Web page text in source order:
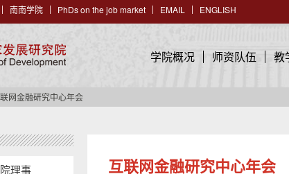
南南学院 PhDs on the job market EMAIL ENGLISH
学院概况 师资队伍 教
网金融研究中心年会
理事
互联网金融研究中心年会